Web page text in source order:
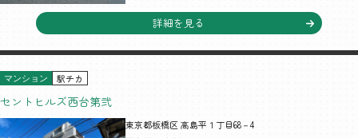
詳細を見る
マンション 駅チカ
セントヒルズ西台第弐
東京都板橋区 高島平１丁目68－4